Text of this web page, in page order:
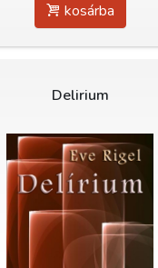
kosárba
Delirium